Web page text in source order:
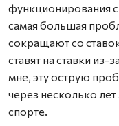
функционирования
самая большая
сокращают со
ставят на ставки из-
мне, эту острую
через несколько
спорте.